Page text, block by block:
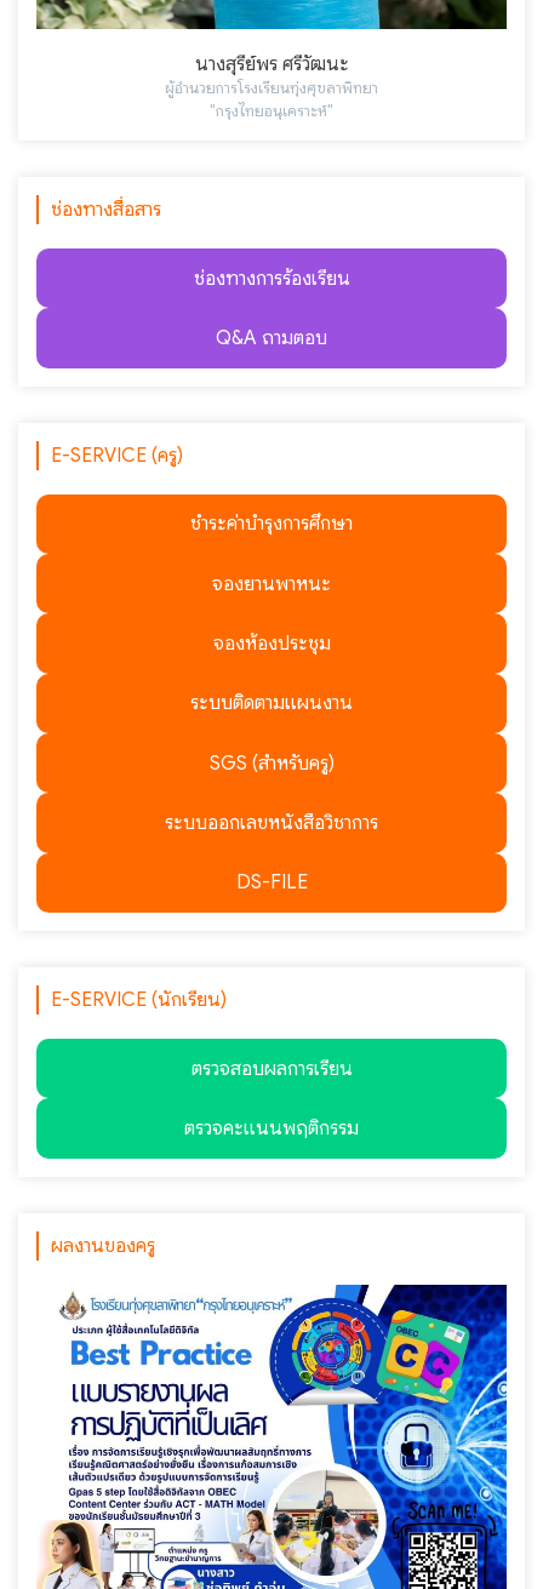
นางสุรีย์พร ศรีวัฒนะ
ผู้อำนวยการโรงเรียนทุ่งศุขลาพิทยา
"กรุงไทยอนุเคราะห์"
ช่องทางสื่อสาร
ช่องทางการร้องเรียน
Q&A ถามตอบ
E-SERVICE (ครู)
ชำระค่าบำรุงการศึกษา
จองยานพาหนะ
จองห้องประชุม
ระบบติดตามแผนงาน
SGS (สำหรับครู)
ระบบออกเลขหนังสือวิชาการ
DS-FILE
E-SERVICE (นักเรียน)
ตรวจสอบผลการเรียน
ตรวจคะแนนพฤติกรรม
ผลงานของครู